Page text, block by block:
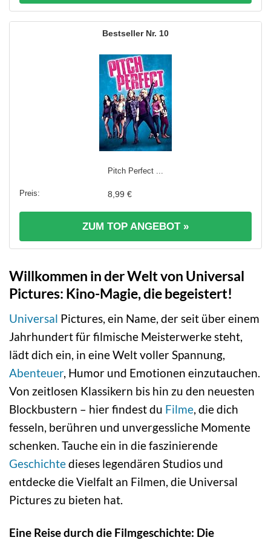
10
Pitch Perfect ...
8,99 €
ZUM TOP ANGEBOT »
Willkommen in der Welt von Universal
Pictures: Kino-Magie, die begeistert!
Universal Pictures, ein Name, der seit über einem
Jahrhundert für filmische Meisterwerke steht,
lädt dich ein, in eine Welt voller Spannung,
Abenteuer, Humor und Emotionen einzutauchen.
Von zeitlosen Klassikern bis hin zu den neuesten
Blockbustern – hier findest du Filme , die dich
fesseln, berühren und unvergessliche Momente
schenken. Tauche ein in die faszinierende
Geschichtedieses legendären Studios und
entdecke die Vielfalt an Filmen, die Universal
Pictures zu bieten hat.
Eine Reise durch die Filmgeschichte: Die